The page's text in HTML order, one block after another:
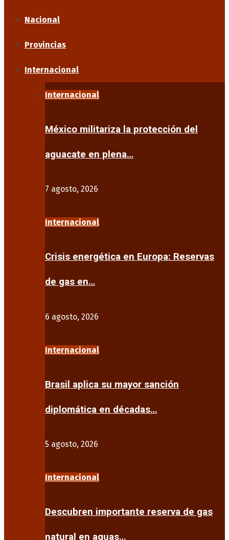
Nacional
Provincias
Internacional
Internacional
México militariza la protección del
aguacate en plena…
7 agosto, 2026
Internacional
Crisis energética en Europa: Reservas
de gas en…
6 agosto, 2026
Internacional
Brasil aplica su mayor sanción
diplomática en décadas…
5 agosto, 2026
Internacional
Descubren importante reserva de gas
natural en aguas…